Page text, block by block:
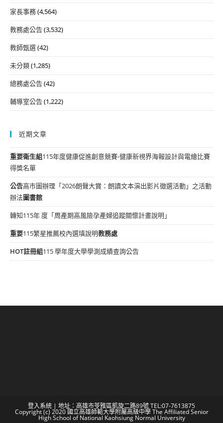
家長事務(4,564)
教務處公告(3,532)
教師甄選(42)
未分類(1,285)
總務處公告(42)
輔導室公告(1,222)
近期文章
重要衛生組115年度健康促進創意競賽-健康新視界海報設計與電繪比賽
得獎名單
公告高市圖辦理「2026朗聲大賞：朗讀文本演出影片徵選活動」之活動
辦法圖書館
轉知115年 度「周產期高風險孕產婦追蹤關懷計畫說明」
重要115繁星推薦校內選填說明教務處
HOT註冊組115 學年度大學學測成績查詢公告
登入系統 | 地址：高雄市苓雅區凱旋二路89號 TEL:07-7613875
Copyright (c) 2020 國立高雄師範大學附屬高級中學 The Affiliated Senior
High School of National Kaohsiung Normal University